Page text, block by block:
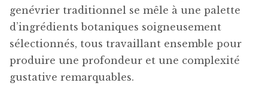
genévrier traditionnel se mêle à une palette
d’ingrédients botaniques soigneusement
sélectionnés, tous travaillant ensemble pour
produire une profondeur et une complexité
gustative remarquables.